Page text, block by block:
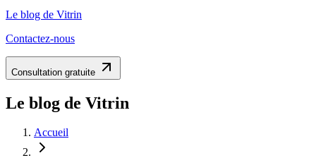
Le blog de Vitrin
Contactez-nous
Consultation gratuite
Le blog de Vitrin
Accueil